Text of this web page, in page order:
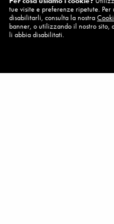
tue visite e preferenze ripetute.
disabilitarli, consulta la nostra
banner, o utilizzando il nostro sito,
li abbia disabilitati.